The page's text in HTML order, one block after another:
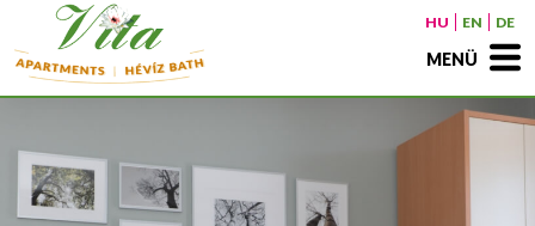
HU EN DE
MENÜ